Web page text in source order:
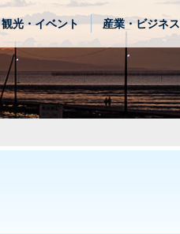
観光・イベント 産業・ビジネス